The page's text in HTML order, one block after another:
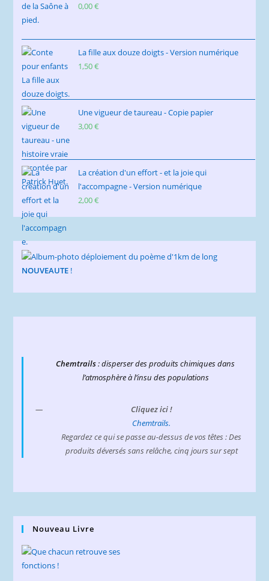
0,00€
La fille aux douze doigts - Version numérique
1,50€
Une vigueur de taureau - Copie papier
3,00€
La création d'un effort - et la joie qui
l'accompagne - Version numérique
2,00€
NOUVEAUTE !
Chemtrails: disperser des produits chimiques dans
l’atmosphère à l’insu des populations
Cliquez ici !
Chemtrails.
Regardez ce qui se passe au-dessus de vos têtes : Des
produits déversés sans relâche, cinq jours sur sept
Nouveau Livre